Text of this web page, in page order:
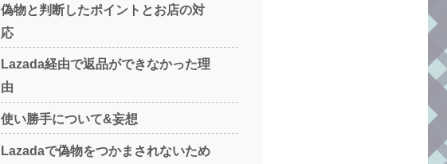
偽物と判断したポイントとお店の対
応
Lazada経由で返品ができなかった理
由
使い勝手について&妄想
Lazadaで偽物をつかまされないため